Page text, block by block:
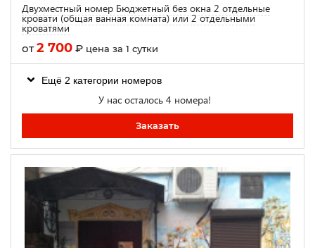
Двухместный номер Бюджетный без окна 2 отдельные
кровати (общая ванная комната) или 2 отдельными
кроватями
от2 700 ₽ цена за 1 сутки
Ещё 2 категории номеров
У нас осталось 4 номера!
Заказать